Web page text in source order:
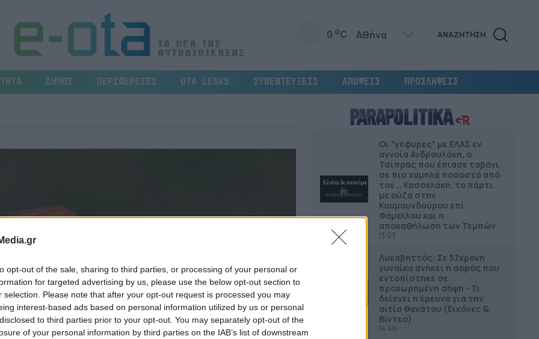
opt-out of the sale, sharing to third parties, or processing of your personal or
for targeted advertising by us, please use the below opt-out section to
selection. Please note that after your opt-out request is processed you may
interest-based ads based on personal information utilized by us or personal
to third parties prior to your opt-out. You may separately opt-out of the
of your personal information by third parties on the IAB’s list of downstream
0 oC ΑΝΑΖΗΤΗΣΗ
ΔΗΜΟΙ ΠΕΡΙΦΕΡΕΙΕΣ OTA LEAKS ΣΥΝΕΝΤΕΥΞΕΙΣ ΑΠΟΨΕΙΣ ΠΡΟΣΛΗΨΕΙΣ
Οι "γέφυρες" µε ΕΛΑΣ εν
αγνοία Ανδρουλάκη, ο
Τσίπρας που έπιασε ταβάνι
σε πιο χαμηλά ποσοστά από
τον... Κασσελάκη, το πάρτι
με ούζα στην
Κουμουνδούρου επί
Φάμελλου και η
αποκαθήλωση των Τεμπών
13:03
Λυκαβηττός: Σε 57χρονη
γυναίκα ανήκει η σορός που
εντοπίστηκε σε
προχωρημένη σήψη - Τι
δείχνει η έρευνα για την
αιτία θανάτου (Εικόνες &
Βίντεο)
14:46